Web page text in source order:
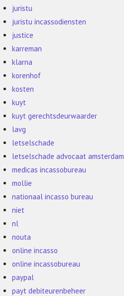
juristu
juristu incassodiensten
justice
karreman
klarna
korenhof
kosten
kuyt
kuyt gerechtsdeurwaarder
lavg
letselschade
letselschade advocaat amsterdam
medicas incassobureau
mollie
nationaal incasso bureau
niet
nl
nouta
online incasso
online incassobureau
paypal
payt debiteurenbeheer